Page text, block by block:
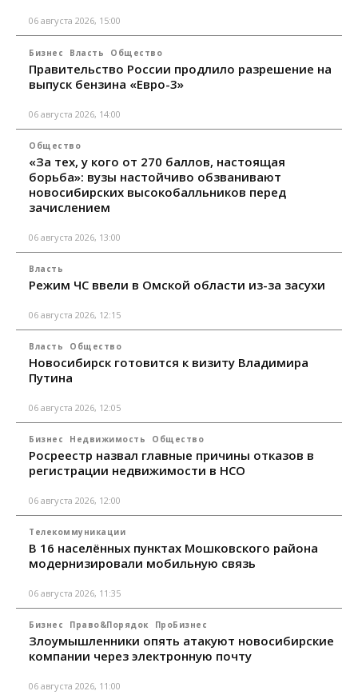
06 августа 2026, 15:00
Бизнес Власть Общество
Правительство России продлило разрешение на
выпуск бензина «Евро-3»
06 августа 2026, 14:00
Общество
«За тех, у кого от 270 баллов, настоящая
борьба»: вузы настойчиво обзванивают
новосибирских высокобалльников перед
зачислением
06 августа 2026, 13:00
Власть
Режим ЧС ввели в Омской области из-за засухи
06 августа 2026, 12:15
Власть Общество
Новосибирск готовится к визиту Владимира
Путина
06 августа 2026, 12:05
Бизнес Недвижимость Общество
Росреестр назвал главные причины отказов в
регистрации недвижимости в НСО
06 августа 2026, 12:00
Телекоммуникации
В 16 населённых пунктах Мошковского района
модернизировали мобильную связь
06 августа 2026, 11:35
Бизнес Право&Порядок ПроБизнес
Злоумышленники опять атакуют новосибирские
компании через электронную почту
06 августа 2026, 11:00